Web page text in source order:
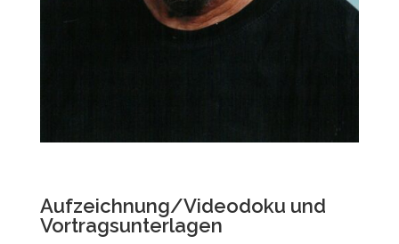
Aufzeichnung/Videodoku und
Vortragsunterlagen